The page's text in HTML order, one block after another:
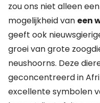
zou ons niet alleen
mogelijkheid van een
geeft ook
groei van grote
neushoorns. Deze
geconcentreerd in
excellente symbolen